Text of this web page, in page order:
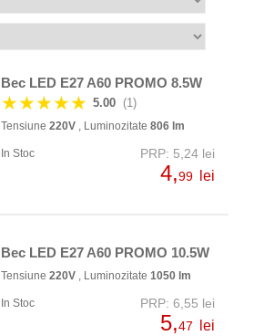
Bec LED E27 A60 PROMO 8.5W
★★★★★ 5.00 (1)
Tensiune 220V , Luminozitate 806 lm
In Stoc PRP: 5,24 lei
4,99 lei
Bec LED E27 A60 PROMO 10.5W
Tensiune 220V , Luminozitate 1050 lm
In Stoc PRP: 6,55 lei
5,47 lei